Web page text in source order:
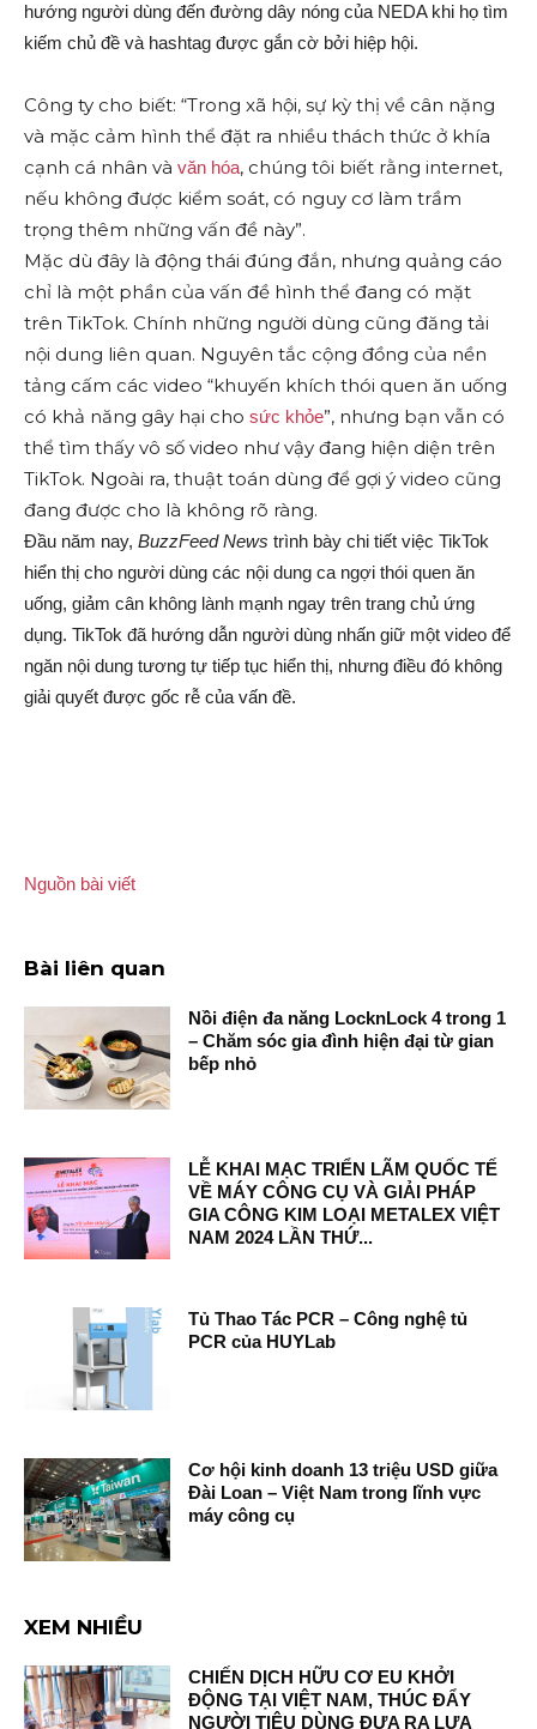
hướng người dùng đến đường dây nóng của NEDA khi họ tìm
kiếm chủ đề và hashtag được gắn cờ bởi hiệp hội.
Công ty cho biết: “Trong xã hội, sự kỳ thị về cân nặng
và mặc cảm hình thể đặt ra nhiều thách thức ở khía
cạnh cá nhân và văn hóa, chúng tôi biết rằng internet,
nếu không được kiểm soát, có nguy cơ làm trầm
trọng thêm những vấn đề này”.
Mặc dù đây là động thái đúng đắn, nhưng quảng cáo
chỉ là một phần của vấn đề hình thể đang có mặt
trên TikTok. Chính những người dùng cũng đăng tải
nội dung liên quan. Nguyên tắc cộng đồng của nền
tảng cấm các video “khuyến khích thói quen ăn uống
có khả năng gây hại cho sức khỏe”, nhưng bạn vẫn có
thể tìm thấy vô số video như vậy đang hiện diện trên
TikTok. Ngoài ra, thuật toán dùng để gợi ý video cũng
đang được cho là không rõ ràng.
Đầu năm nay, BuzzFeed News trình bày chi tiết việc TikTok
hiển thị cho người dùng các nội dung ca ngợi thói quen ăn
uống, giảm cân không lành mạnh ngay trên trang chủ ứng
dụng. TikTok đã hướng dẫn người dùng nhấn giữ một video để
ngăn nội dung tương tự tiếp tục hiển thị, nhưng điều đó không
giải quyết được gốc rễ của vấn đề.
Nguồn bài viết
Bài liên quan
Nồi điện đa năng LocknLock 4 trong 1
– Chăm sóc gia đình hiện đại từ gian
bếp nhỏ
LỄ KHAI MẠC TRIỂN LÃM QUỐC TẾ
VỀ MÁY CÔNG CỤ VÀ GIẢI PHÁP
GIA CÔNG KIM LOẠI METALEX VIỆT
NAM 2024 LẦN THỨ...
Tủ Thao Tác PCR – Công nghệ tủ
PCR của HUYLab
Cơ hội kinh doanh 13 triệu USD giữa
Đài Loan – Việt Nam trong lĩnh vực
máy công cụ
XEM NHIỀU
CHIẾN DỊCH HỮU CƠ EU KHỞI
ĐỘNG TẠI VIỆT NAM, THÚC ĐẨY
NGƯỜI TIÊU DÙNG ĐƯA RA LỰA